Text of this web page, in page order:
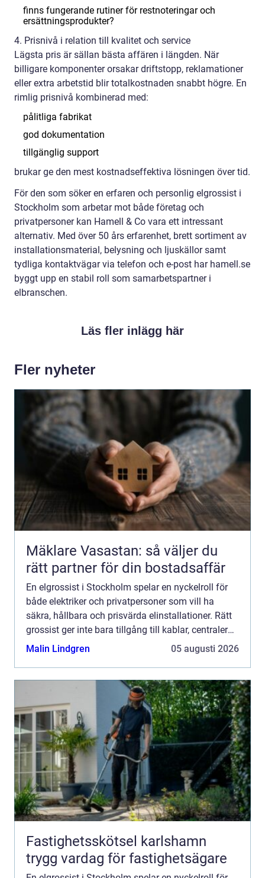
finns fungerande rutiner för restnoteringar och
ersättningsprodukter?
4. Prisnivå i relation till kvalitet och service
Lägsta pris är sällan bästa affären i längden. När
billigare komponenter orsakar driftstopp, reklamationer
eller extra arbetstid blir totalkostnaden snabbt högre. En
rimlig prisnivå kombinerad med:
pålitliga fabrikat
god dokumentation
tillgänglig support
brukar ge den mest kostnadseffektiva lösningen över tid.
För den som söker en erfaren och personlig elgrossist i
Stockholm som arbetar mot både företag och
privatpersoner kan Hamell & Co vara ett intressant
alternativ. Med över 50 års erfarenhet, brett sortiment av
installationsmaterial, belysning och ljuskällor samt
tydliga kontaktvägar via telefon och e-post har hamell.se
byggt upp en stabil roll som samarbetspartner i
elbranschen.
Läs fler inlägg här
Fler nyheter
Mäklare Vasastan: så väljer du
rätt partner för din bostadsaffär
En elgrossist i Stockholm spelar en nyckelroll för
både elektriker och privatpersoner som vill ha
säkra, hållbara och prisvärda elinstallationer. Rätt
grossist ger inte bara tillgång till kablar, centraler
och be...
Malin Lindgren 05 augusti 2026
Fastighetsskötsel karlshamn
trygg vardag för fastighetsägare